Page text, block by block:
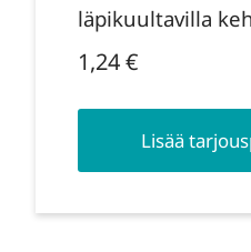
läpikuultavilla
1,24€
Lisää